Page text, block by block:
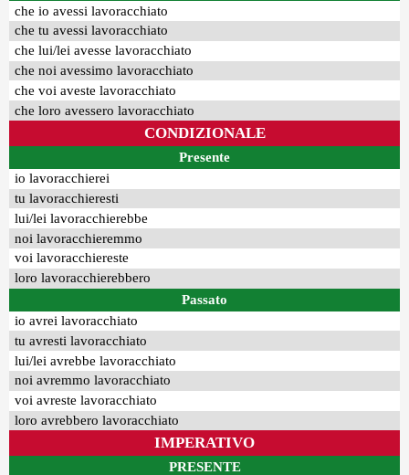
che io avessi lavoracchiato
che tu avessi lavoracchiato
che lui/lei avesse lavoracchiato
che noi avessimo lavoracchiato
che voi aveste lavoracchiato
che loro avessero lavoracchiato
CONDIZIONALE
Presente
io lavoracchierei
tu lavoracchieresti
lui/lei lavoracchierebbe
noi lavoracchieremmo
voi lavoracchiereste
loro lavoracchierebbero
Passato
io avrei lavoracchiato
tu avresti lavoracchiato
lui/lei avrebbe lavoracchiato
noi avremmo lavoracchiato
voi avreste lavoracchiato
loro avrebbero lavoracchiato
IMPERATIVO
PRESENTE